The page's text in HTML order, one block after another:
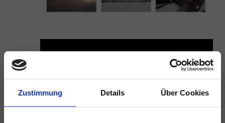
Zustimmung Details Über Cookies